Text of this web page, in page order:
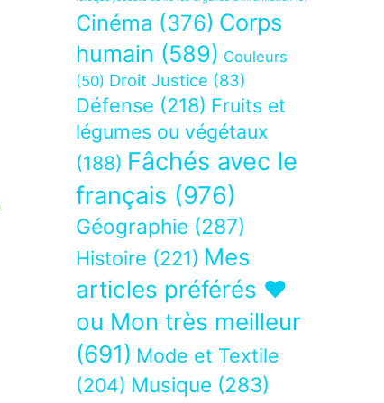
Cinéma (376) Corps
humain (589) Couleurs
(50) Droit Justice (83)
Défense (218) Fruits et
légumes ou végétaux
(188) Fâchés avec le
français (976)
Géographie (287)
Histoire (221) Mes
articles préférés ❤
ou Mon très meilleur
(691) Mode et Textile
(204) Musique (283)